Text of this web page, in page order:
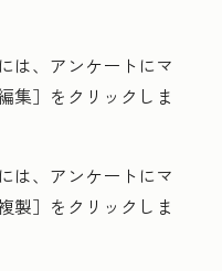
は、アンケートにマ
集］ をクリックしま
は、アンケートにマ
製］ をクリックしま